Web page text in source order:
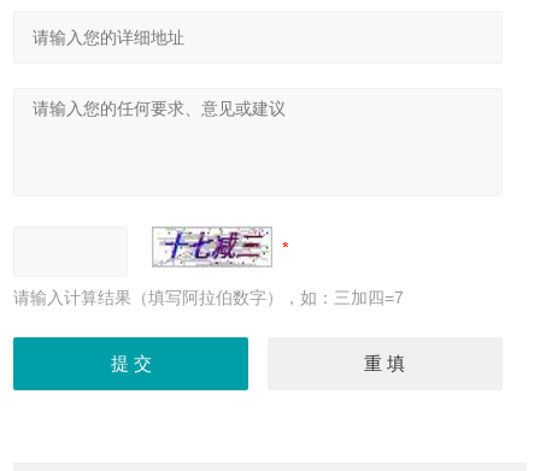
请输入计算结果（填写阿拉伯数字），如：三加四=7